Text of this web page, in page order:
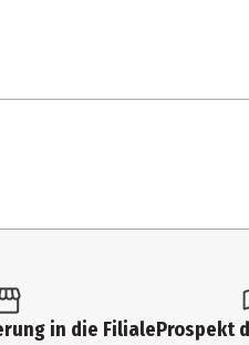
F¯).
2x bis max. 3x pro Tag
in die FilialeProspekt